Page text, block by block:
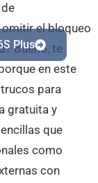
Plus
el bloqueo
Bueno, te
en este
para
gratuita y
que
como
con